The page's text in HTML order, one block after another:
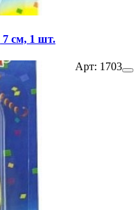
см, 1 шт.
Арт: 1703